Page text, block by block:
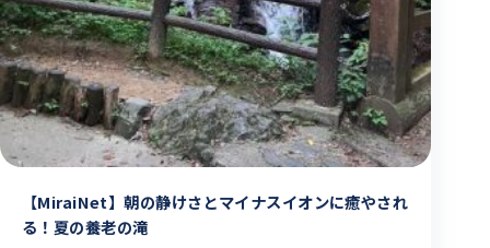
【MiraiNet】朝の静けさとマイナスイオンに癒やされ
る！夏の養老の滝